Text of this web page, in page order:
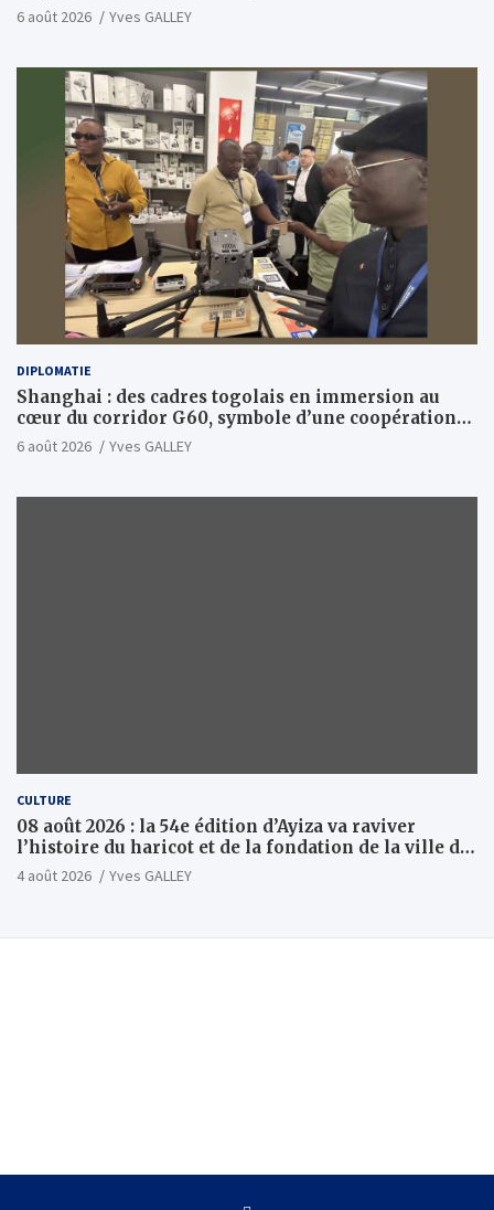
XXL d’anthologie
6 août 2026 Yves GALLEY
DIPLOMATIE
Shanghai : des cadres togolais en immersion au
cœur du corridor G60, symbole d’une coopération
sino-togolaise axée sur l’excellence et le leadership
6 août 2026 Yves GALLEY
CULTURE
08 août 2026 : la 54e édition d’Ayiza va raviver
l’histoire du haricot et de la fondation de la ville de
Tsévié
4 août 2026 Yves GALLEY